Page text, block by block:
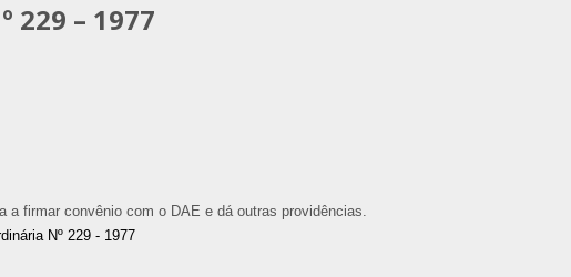
229 – 1977
a firmar convênio com o DAE e dá outras providências.
Nº 229 - 1977